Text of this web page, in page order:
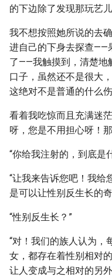
的下边除了发现那玩艺
我不想按照她所说的去
进自己的下身去探查——
了——我触摸到，清楚地
口子，虽然还不是很大
这绝对不是普通的什么
看着我吃惊而且充满迷
呀，您是不用担心呀！
“你给我注射的，到底是
“让我来告诉您吧！我给
是可以让性别反生长的
“性别反生长？”
“对！我们的族人认为，
女，都存在着性别相对
让人变成与之相对的另